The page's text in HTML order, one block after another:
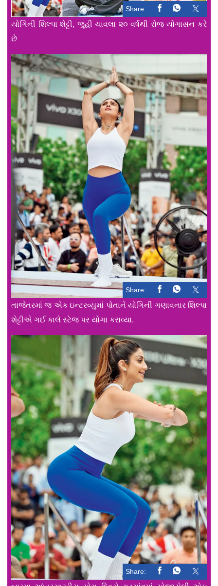
Share:
યોગિની શિલ્પા શેટ્ટી, જુહી ચાવલા ૨૦ વર્ષથી રોજ યોગાસન કરે
છે
Share:
તાજેતરમાં જ એક ઇન્ટરવ્યુમાં પોતાને યોગિની ગણાવનાર શિલ્પા
શેટ્ટીએ ગઈ કાલે સ્ટેજ પર યોગા કરાવ્યા.
Share: